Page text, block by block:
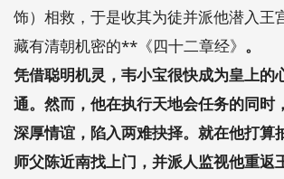
饰）相救，于是收其为徒并派他潜入王
藏有清朝机密的**《四十二章经》 。
凭借聪明机灵，韦小宝很快成为皇上的
通。然而，他在执行天地会任务的同时
深厚情谊，陷入两难抉择。就在他打算
师父陈近南找上门，并派人监视他重返